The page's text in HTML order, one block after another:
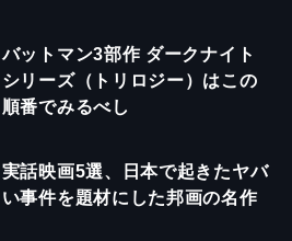
バットマン3部作 ダークナイト
シリーズ（トリロジー）はこの
順番でみるべし
実話映画5選、日本で起きたヤバ
い事件を題材にした邦画の名作